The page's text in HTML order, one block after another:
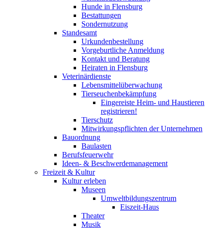
Hunde in Flensburg
Bestattungen
Sondernutzung
Standesamt
Urkundenbestellung
Vorgeburtliche Anmeldung
Kontakt und Beratung
Heiraten in Flensburg
Veterinärdienste
Lebensmittelüberwachung
Tierseuchenbekämpfung
Eingereiste Heim- und Haustieren
registrieren!
Tierschutz
Mitwirkungspflichten der Unternehmen
Bauordnung
Baulasten
Berufsfeuerwehr
Ideen- & Beschwerdemanagement
Freizeit & Kultur
Kultur erleben
Museen
Umweltbildungszentrum
Eiszeit-Haus
Theater
Musik